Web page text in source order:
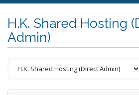
H.K. Shared Hosting
Admin)